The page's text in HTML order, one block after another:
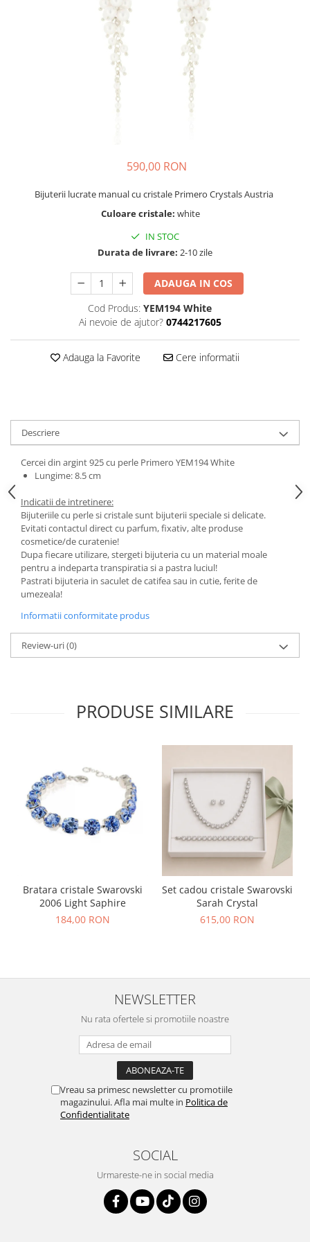
590,00 RON
Bijuterii lucrate manual cu cristale Primero Crystals Austria
Culoare cristale: white
IN STOC
Durata de livrare: 2-10 zile
ADAUGA IN COS
Cod Produs: YEM194 White
Ai nevoie de ajutor? 0744217605
Adauga la Favorite Cere informatii
Descriere
Cercei din argint 925 cu perle Primero YEM194 White
Lungime: 8.5 cm
Indicatii de intretinere:
Bijuteriile cu perle si cristale sunt bijuterii speciale si delicate.
Evitati contactul direct cu parfum, fixativ, alte produse
cosmetice/de curatenie!
Dupa fiecare utilizare, stergeti bijuteria cu un material moale
pentru a indeparta transpiratia si a pastra luciul!
Pastrati bijuteria in saculet de catifea sau in cutie, ferite de
umezeala!
Informatii conformitate produs
Review-uri(0)
PRODUSE SIMILARE
Bratara cristale Swarovski
2006 Light Saphire
184,00 RON
Set cadou cristale Swarovski
Sarah Crystal
615,00 RON
NEWSLETTER
Nu rata ofertele si promotiile noastre
Vreau sa primesc newsletter cu promotiile
magazinului. Afla mai multe in Politica de
Confidentialitate
SOCIAL
Urmareste-ne in social media